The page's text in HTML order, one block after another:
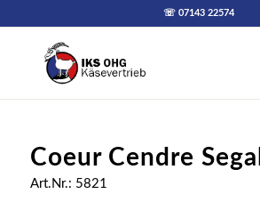
☏ 07143 22574
Coeur Cendre
Art.Nr.: 5821